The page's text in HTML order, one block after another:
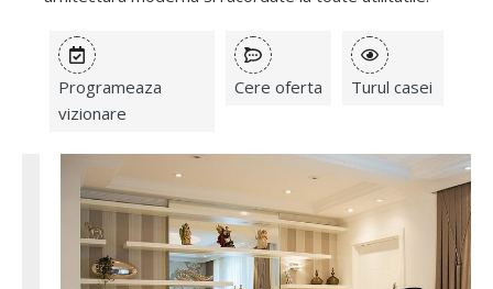
Programeaza
vizionare
Cere oferta Turul casei